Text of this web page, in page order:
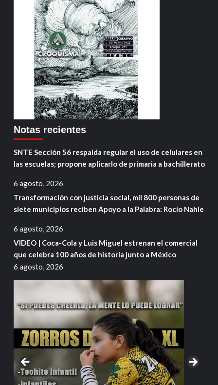
Notas recientes
SNTE Sección 56 respalda regular el uso de celulares en
las escuelas; propone aplicarlo de primaria a bachillerato
6 agosto, 2026
Transformación con justicia social, mil 800 personas de
siete municipios reciben Apoyo a la Palabra: Rocío Nahle
6 agosto, 2026
VIDEO | Coca-Cola y Luis Miguel estrenan el comercial
que celebra 100 años de historia junto a México
6 agosto, 2026